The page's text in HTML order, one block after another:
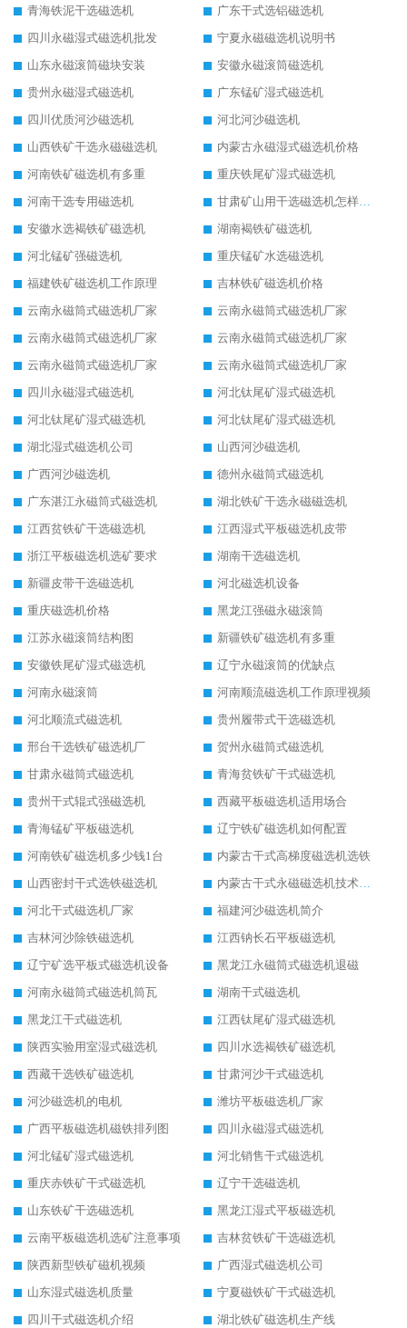
青海铁泥干选磁选机
广东干式选铝磁选机
四川永磁湿式磁选机批发
宁夏永磁磁选机说明书
山东永磁滚筒磁块安装
安徽永磁滚筒磁选机
贵州永磁湿式磁选机
广东锰矿湿式磁选机
四川优质河沙磁选机
河北河沙磁选机
山西铁矿干选永磁磁选机
内蒙古永磁湿式磁选机价格
河南铁矿磁选机有多重
重庆铁尾矿湿式磁选机
河南干选专用磁选机
甘肃矿山用干选磁选机怎样调磁
安徽水选褐铁矿磁选机
湖南褐铁矿磁选机
河北锰矿强磁选机
重庆锰矿水选磁选机
福建铁矿磁选机工作原理
吉林铁矿磁选机价格
云南永磁筒式磁选机厂家
云南永磁筒式磁选机厂家
云南永磁筒式磁选机厂家
云南永磁筒式磁选机厂家
云南永磁筒式磁选机厂家
云南永磁筒式磁选机厂家
四川永磁湿式磁选机
河北钛尾矿湿式磁选机
河北钛尾矿湿式磁选机
河北钛尾矿湿式磁选机
湖北湿式磁选机公司
山西河沙磁选机
广西河沙磁选机
德州永磁筒式磁选机
广东湛江永磁筒式磁选机
湖北铁矿干选永磁磁选机
江西贫铁矿干选磁选机
江西湿式平板磁选机皮带
浙江平板磁选机选矿要求
湖南干选磁选机
新疆皮带干选磁选机
河北磁选机设备
重庆磁选机价格
黑龙江强磁永磁滚筒
江苏永磁滚筒结构图
新疆铁矿磁选机有多重
安徽铁尾矿湿式磁选机
辽宁永磁滚筒的优缺点
河南永磁滚筒
河南顺流磁选机工作原理视频
河北顺流式磁选机
贵州履带式干选磁选机
邢台干选铁矿磁选机厂
贺州永磁筒式磁选机
甘肃永磁筒式磁选机
青海贫铁矿干式磁选机
贵州干式辊式强磁选机
西藏平板磁选机适用场合
青海锰矿平板磁选机
辽宁铁矿磁选机如何配置
河南铁矿磁选机多少钱1台
内蒙古干式高梯度磁选机选铁
山西密封干式选铁磁选机
内蒙古干式永磁磁选机技术要求
河北干式磁选机厂家
福建河沙磁选机简介
吉林河沙除铁磁选机
江西钠长石平板磁选机
辽宁矿选平板式磁选机设备
黑龙江永磁筒式磁选机退磁
河南永磁筒式磁选机筒瓦
湖南干式磁选机
黑龙江干式磁选机
江西钛尾矿湿式磁选机
陕西实验用室湿式磁选机
四川水选褐铁矿磁选机
西藏干选铁矿磁选机
甘肃河沙干式磁选机
河沙磁选机的电机
潍坊平板磁选机厂家
广西平板磁选机磁铁排列图
四川永磁湿式磁选机
河北锰矿湿式磁选机
河北销售干式磁选机
重庆赤铁矿干式磁选机
辽宁干选磁选机
山东铁矿干选磁选机
黑龙江湿式平板磁选机
云南平板磁选机选矿注意事项
吉林贫铁矿干选磁选机
陕西新型铁矿磁机视频
广西湿式磁选机公司
山东湿式磁选机质量
宁夏磁铁矿干式磁选机
四川干式磁选机介绍
湖北铁矿磁选机生产线